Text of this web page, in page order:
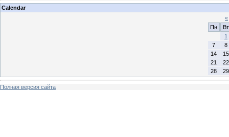
Calendar
«
Пн
Вт
1
7
8
14
15
21
22
28
29
Полная версия сайта